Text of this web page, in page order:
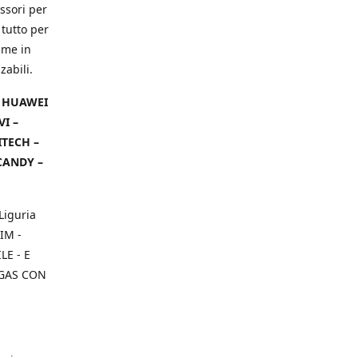
per
per
in
–
–
–
-
- E
CON